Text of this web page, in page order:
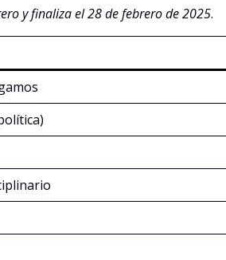
y finaliza el 28 de febrero de 2025.